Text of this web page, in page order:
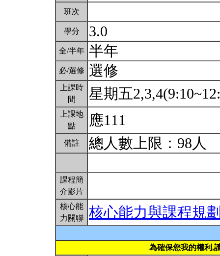
班次
學分 3.0
全/半年 半年
必/選修 選修
上課時
間
星期五
上課地
點
應111
備註 總人數上限：98人
課程簡
介影片
核心能
力關聯
核心能力與課程規
為確保您我的權利,